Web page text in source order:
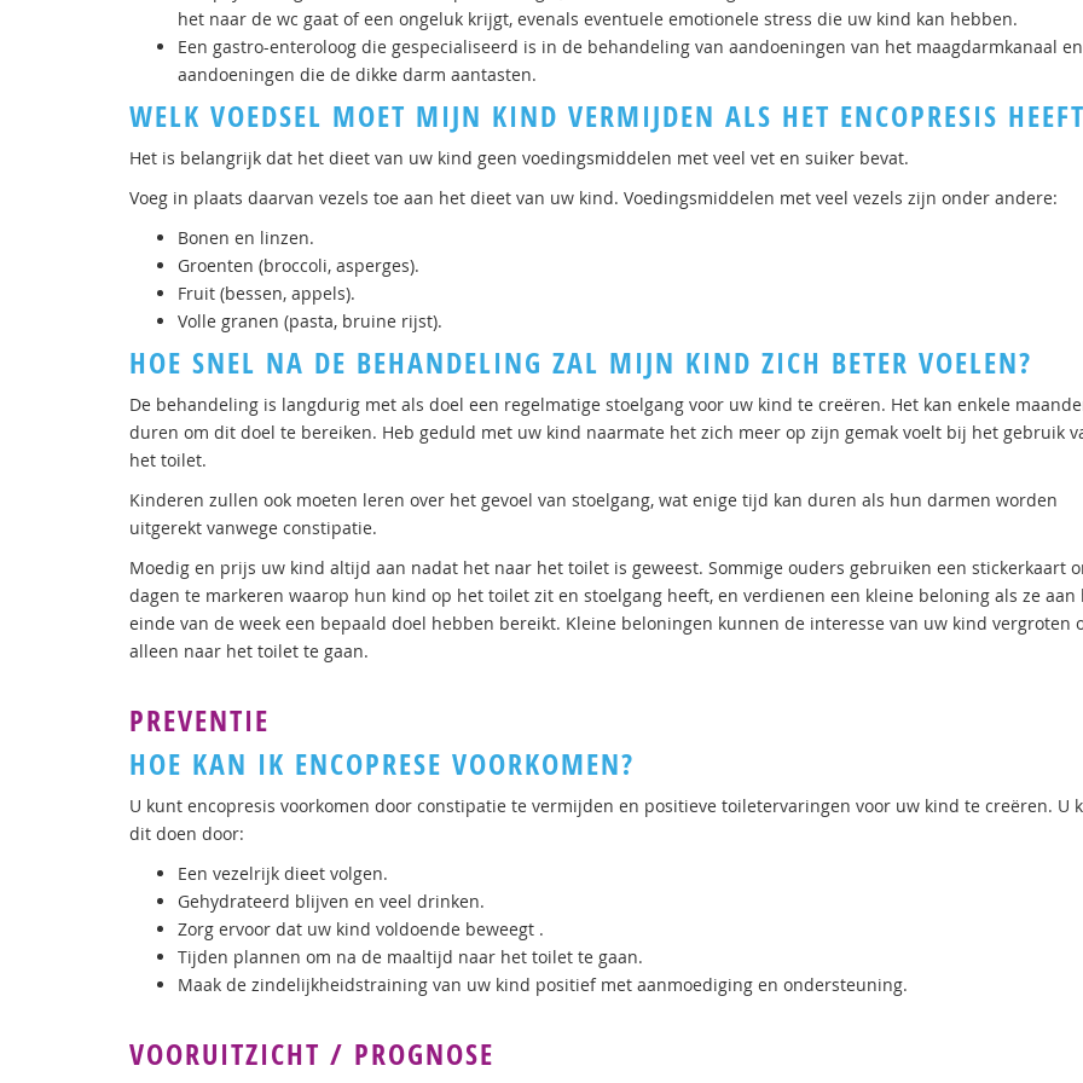
het naar de wc gaat of een ongeluk krijgt, evenals eventuele emotionele stress die uw kind kan hebben.
Een gastro-enteroloog die gespecialiseerd is in de behandeling van aandoeningen van het maagdarmkanaal en
aandoeningen die de dikke darm aantasten.
WELK VOEDSEL MOET MIJN KIND VERMIJDEN ALS HET ENCOPRESIS
Het is belangrijk dat het dieet van uw kind geen voedingsmiddelen met veel vet en suiker bevat.
Voeg in plaats daarvan vezels toe aan het dieet van uw kind. Voedingsmiddelen met veel vezels zijn onder andere:
Bonen en linzen.
Groenten (broccoli, asperges).
Fruit (bessen, appels).
Volle granen (pasta, bruine rijst).
HOE SNEL NA DE BEHANDELING ZAL MIJN KIND ZICH BETER VOELEN?
De behandeling is langdurig met als doel een regelmatige stoelgang voor uw kind te creëren. Het kan enkele
duren om dit doel te bereiken. Heb geduld met uw kind naarmate het zich meer op zijn gemak voelt bij het gebruik
het toilet.
Kinderen zullen ook moeten leren over het gevoel van stoelgang, wat enige tijd kan duren als hun darmen worden
uitgerekt vanwege constipatie.
Moedig en prijs uw kind altijd aan nadat het naar het toilet is geweest. Sommige ouders gebruiken een stickerkaart
dagen te markeren waarop hun kind op het toilet zit en stoelgang heeft, en verdienen een kleine beloning als ze aan
einde van de week een bepaald doel hebben bereikt. Kleine beloningen kunnen de interesse van uw kind vergroten
alleen naar het toilet te gaan.
PREVENTIE
HOE KAN IK ENCOPRESE VOORKOMEN?
U kunt encopresis voorkomen door constipatie te vermijden en positieve toiletervaringen voor uw kind te creëren. U
dit doen door:
Een vezelrijk dieet volgen.
Gehydrateerd blijven en veel drinken.
Zorg ervoor dat uw kind voldoende beweegt .
Tijden plannen om na de maaltijd naar het toilet te gaan.
Maak de zindelijkheidstraining van uw kind positief met aanmoediging en ondersteuning.
VOORUITZICHT / PROGNOSE